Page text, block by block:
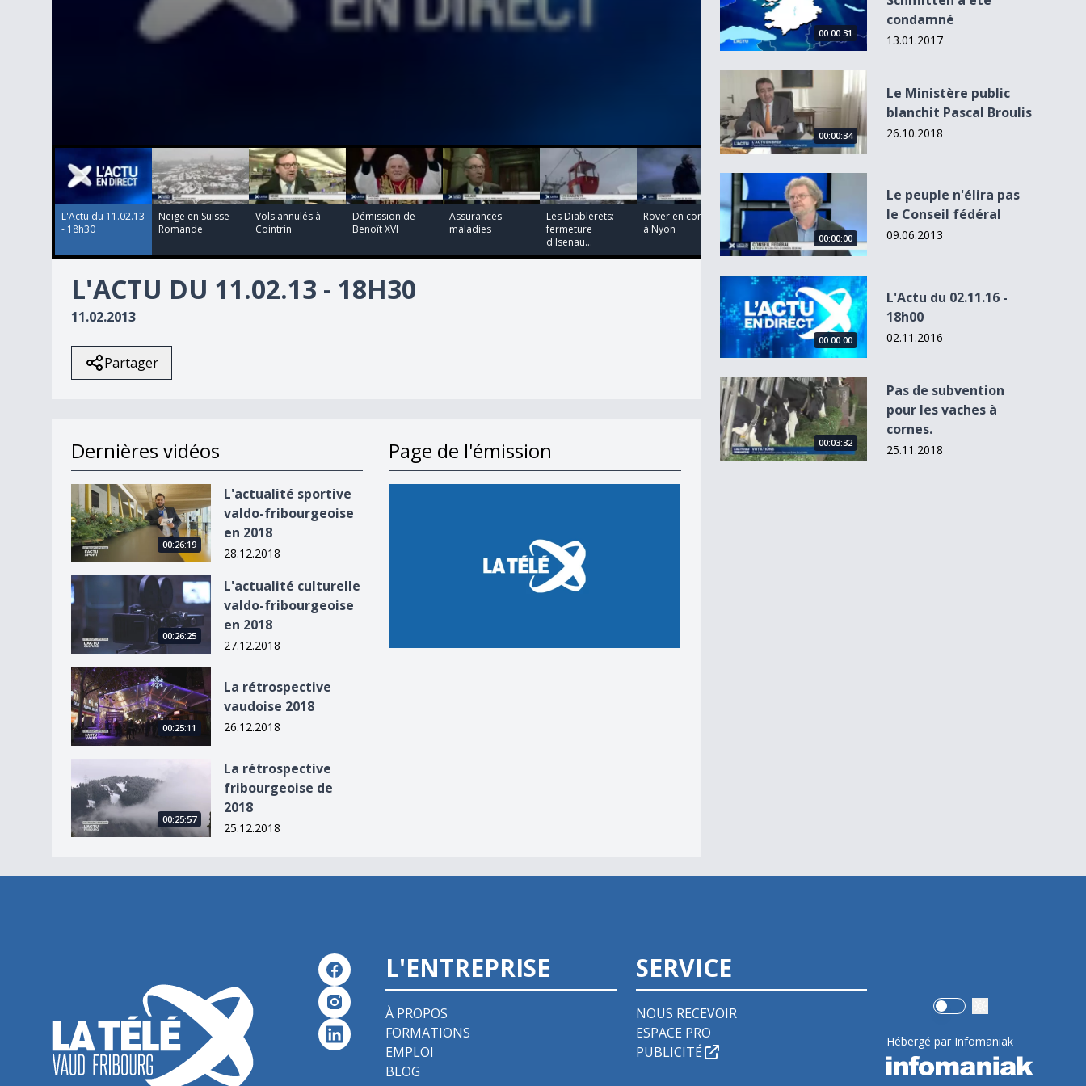
0
seconds
secondsVolume
90%
L'Actu du 11.02.13
- 18h30
Neige en Suisse
Romande
Vols annulés à
Cointrin
Démission de
Benoît XVI
Assurances
maladies
Les Diablerets:
fermeture
d'Isenau...
Rover en concert
à Nyon
00:00:00
L'Actu du 11.02.13
- 18h30
L'ACTU DU 11.02.13 - 18H30
11.02.2013
Partager
Dernières vidéos
L&#039;actualité sportive valdo-fribourgeoise en 2018
00:26:19
L'actualité sportive
valdo-fribourgeoise
en 2018
28.12.2018
L&#039;actualité culturelle valdo-fribourgeoise en 2018
00:26:25
L'actualité culturelle
valdo-fribourgeoise
en 2018
27.12.2018
La rétrospective vaudoise 2018
00:25:11
La rétrospective
vaudoise 2018
26.12.2018
La rétrospective fribourgeoise de 2018
00:25:57
La rétrospective
fribourgeoise de
2018
25.12.2018
Page de l'émission
00:00:31
condamné
13.01.2017
Le Ministère public blanchit Pascal Broulis
00:00:34
Le Ministère public
blanchit Pascal Broulis
26.10.2018
Le peuple n&#039;élira pas le Conseil fédéral
00:00:00
Le peuple n'élira pas
le Conseil fédéral
09.06.2013
L&#039;Actu du 02.11.16 - 18h00
00:00:00
L'Actu du 02.11.16 -
18h00
02.11.2016
Pas de subvention pour les vaches à cornes.
00:03:32
Pas de subvention
pour les vaches à
cornes.
25.11.2018
L'ENTREPRISE
À PROPOS
FORMATIONS
EMPLOI
BLOG
SERVICE
NOUS RECEVOIR
ESPACE PRO
PUBLICITÉ
Use setting
Hébergé par Infomaniak